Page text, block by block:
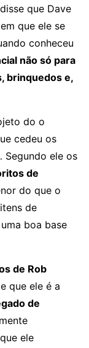
que Dave
que ele se
conheceu
não só para
brinquedos e,
do o
cedeu os
ele os
de
do que o
de
boa base
de Rob
que ele é a
de
ele